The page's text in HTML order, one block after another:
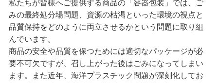
私たちが皆様へご提供する商品の「容器包装」では、ご
みの最終処分場問題、資源の枯渇といった環境の視点と
品質保持をどのように両立させるかという問題に取り組
んでいます。
商品の安全や品質を保つためには適切なパッケージが必
要不可欠ですが、召し上がった後はごみになってしまい
ます。また近年、海洋プラスチック問題が深刻化してお